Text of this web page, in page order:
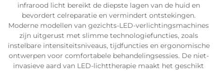
infrarood licht bereikt de diepste lagen van de huid en
bevordert celreparatie en vermindert ontstekingen.
Moderne modellen van gezichts-LED-verlichtingsmachines
zijn uitgerust met slimme technologiefuncties, zoals
instelbare intensiteitsniveaus, tijdfuncties en ergonomische
ontwerpen voor comfortabele behandelingsessies. De niet-
invasieve aard van LED-lichttherapie maakt het geschikt